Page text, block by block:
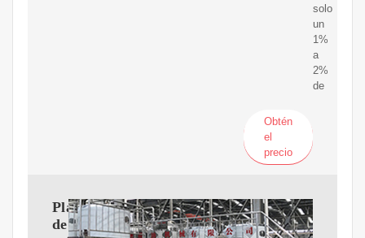
solo
un
1%
a
2%
de
Obtén
el
precio
Planta
de